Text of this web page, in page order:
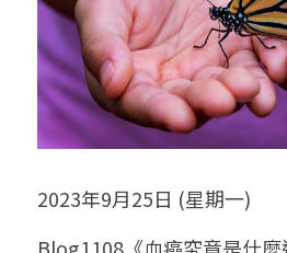
2023年9月25日 (星期一)